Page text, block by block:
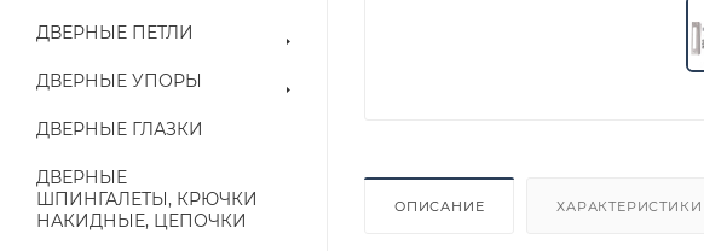
ДВЕРНЫЕ ПЕТЛИ
ДВЕРНЫЕ УПОРЫ
ДВЕРНЫЕ ГЛАЗКИ
ДВЕРНЫЕ
ШПИНГАЛЕТЫ, КРЮЧКИ
НАКИДНЫЕ, ЦЕПОЧКИ
ОПИСАНИЕ ХАРАКТЕРИСТИКИ